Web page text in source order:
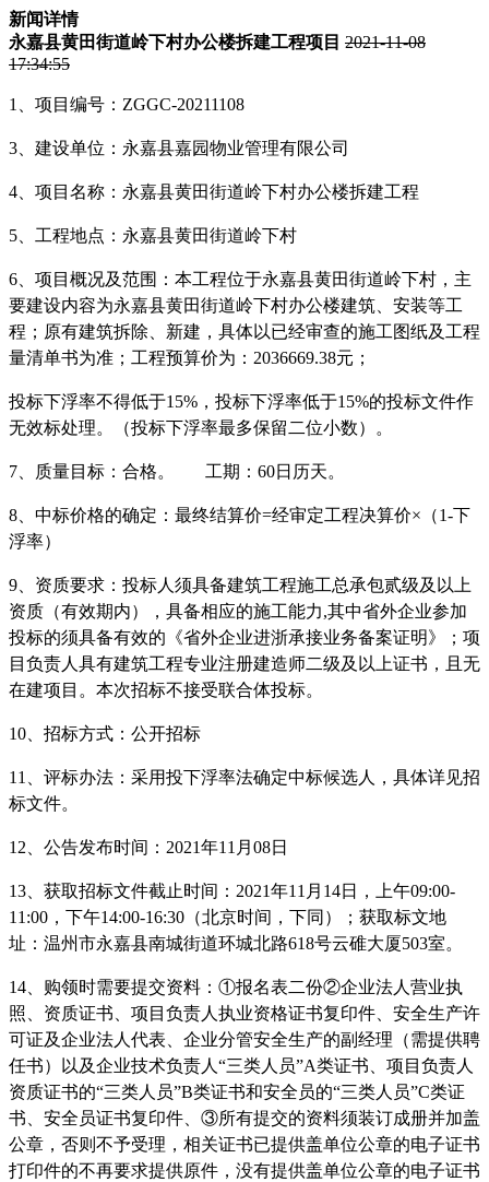
新闻详情
永嘉县黄田街道岭下村办公楼拆建工程项目 2021-11-08
17:34:55
1 、项目编号： ZGGC-20211108
3 、建设单位：永嘉县嘉园物业管理有限公司
4 、项目名称：永嘉县黄田街道岭下村办公楼拆建工程
5 、工程地点：永嘉县黄田街道岭下村
6 、项目概况及范围：本工程位于永嘉县黄田街道岭下村，主
要建设内容为永嘉县黄田街道岭下村办公楼建筑、安装等工
程；原有建筑拆除、新建，具体以已经审查的施工图纸及工程
量清单书为准 ； 工程预算价为： 2036669.38元；
投标下浮率不得低于15% ，投标下浮率低于15%的投标文件作
无效标处理。（投标下浮率最多保留二位小数）
。
7 、质量目标：合格。 工期： 60日历天。
8 、中标价格的确定：最终结算价=经审定工程决算价×（1-下
浮率）
9 、资质要求：投标人须具备建筑工程施工总承包贰级及以上
资质（有效期内），具备相应的施工能力,其中省外企业参加
投标的须具备有效的《省外企业进浙承接业务备案证明》
；项
目负责人具有建筑工程专业注册建造师二级及以上证书，且无
在建项目。本次招标不接受联合体投标。
10 、招标方式：公开招标
11
、评标办法：采用投下浮率法确定中标候选人，具体详见招
标文件。
12 、公告发布时间： 2021年1 1 月 08日
13 、获取招标文件截止时间： 2021年11 月 14日 ，上午09:00-
11:00 ，下午14:00-16:30 （北京时间，下同）；获取标文地
址：温州市永嘉县南城街道环城北路618号云碓大厦503室。
14 、购领时需要提交资料： ①报名表二份②企业法人营业执
照、资质证书、项目负责人执业资格证书复印件、安全生产许
可证及企业法人代表、企业分管安全生产的副经理（需提供聘
任书）以及企业技术负责人“三类人员”A类证书、项目负责人
资质证书的“三类人员”B类证书和安全员的“三类人员”C类证
书、安全员证书复印件、 ③所有提交的资料须装订成册并加盖
公章，否则不予受理，相关证书已提供盖单位公章的电子证书
打印件的不再要求提供原件，没有提供盖单位公章的电子证书